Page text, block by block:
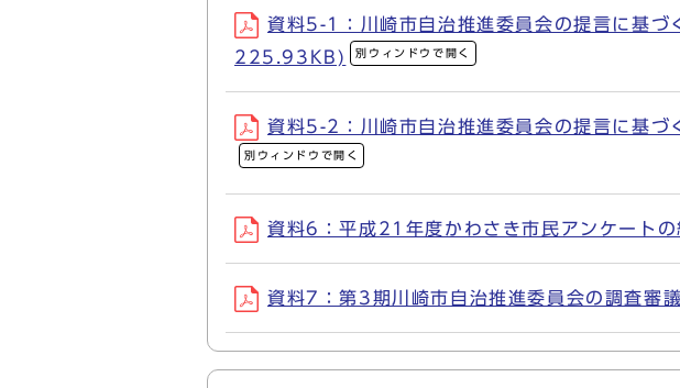
資料5-1：川崎市自治推進委員会の提言に基づ
225.93KB)
別ウィンドウで開く
資料5-2：川崎市自治推進委員会の提言に基
別ウィンドウで開く
資料6：平成21年度かわさき市民アンケート
資料7：第3期川崎市自治推進委員会の調査